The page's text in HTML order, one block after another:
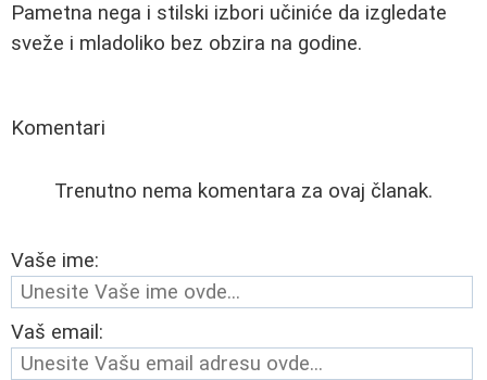
Pametna nega i stilski izbori učiniće da izgledate
sveže i mladoliko bez obzira na godine.
Komentari
Trenutno nema komentara za ovaj članak.
Vaše ime:
Vaš email: